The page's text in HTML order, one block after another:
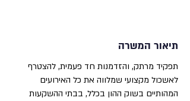
תיאור המשרה
תפקיד מרתק, והזדמנות חד פעמית, להצטרף
לאשכול מקצועי שמלווה את כל האירועים
המהותיים בשוק ההון בכלל, בבתי ההשקעות